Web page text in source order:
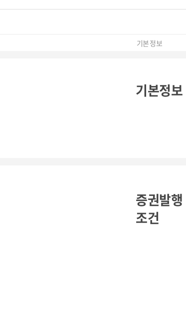
기본 정보
기본정보
증권발행
조건